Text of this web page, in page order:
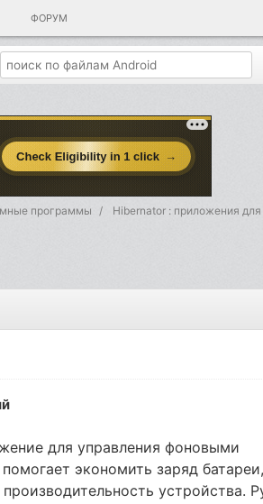
ФОРУМ
программы
Hibernator : приложения для
для управления фоновыми
экономить заряд батареи,
устройства.